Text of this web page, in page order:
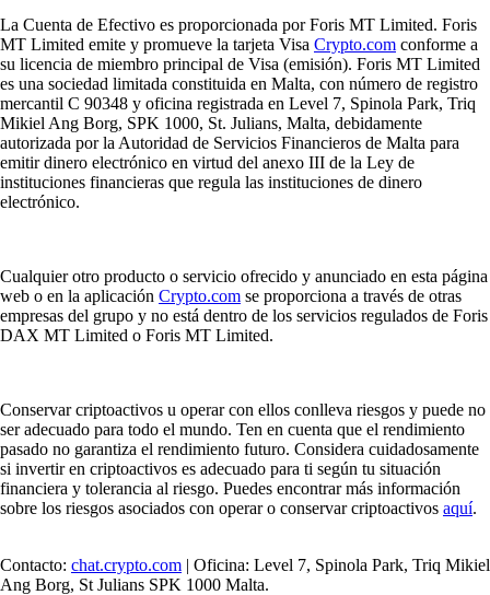
La Cuenta de Efectivo es proporcionada por Foris MT Limited. Foris
MT Limited emite y promueve la tarjeta Visa Crypto.com conforme a
su licencia de miembro principal de Visa (emisión). Foris MT Limited
es una sociedad limitada constituida en Malta, con número de registro
mercantil C 90348 y oficina registrada en Level 7, Spinola Park, Triq
Mikiel Ang Borg, SPK 1000, St. Julians, Malta, debidamente
autorizada por la Autoridad de Servicios Financieros de Malta para
emitir dinero electrónico en virtud del anexo III de la Ley de
instituciones financieras que regula las instituciones de dinero
electrónico.
Cualquier otro producto o servicio ofrecido y anunciado en esta página
web o en la aplicación Crypto.com se proporciona a través de otras
empresas del grupo y no está dentro de los servicios regulados de Foris
DAX MT Limited o Foris MT Limited.
Conservar criptoactivos u operar con ellos conlleva riesgos y puede no
ser adecuado para todo el mundo. Ten en cuenta que el rendimiento
pasado no garantiza el rendimiento futuro. Considera cuidadosamente
si invertir en criptoactivos es adecuado para ti según tu situación
financiera y tolerancia al riesgo. Puedes encontrar más información
sobre los riesgos asociados con operar o conservar criptoactivos aquí.
Contacto: chat.crypto.com | Oficina: Level 7, Spinola Park, Triq Mikiel
Ang Borg, St Julians SPK 1000 Malta.